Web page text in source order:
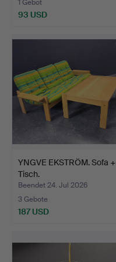
1 Gebot
93 USD
YNGVE EKSTRÖM. Sofa +
Tisch.
Beendet 24. Jul 2026
3 Gebote
187 USD